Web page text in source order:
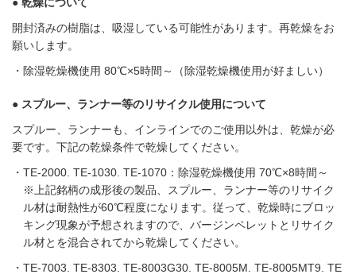
開封済みの樹脂は、吸湿している可能性があります。再乾燥をお
願いします。
除湿乾燥機使用 80℃×5時間～（除湿乾燥機使用が好ましい）
● スプルー、ランナー等のリサイクル使用について
スプルー、ランナーも、インラインでのご使用以外は、乾燥が必
要です。下記の乾燥条件で乾燥してください。
TE-2000. TE-1030. TE-1070：除湿乾燥機使用 70℃×8時間～
※上記銘柄の成形後の製品、スプルー、ランナー等のリサイク
ル材は耐熱性が60℃程度になります。従って、乾燥時にブロッ
キング現象が予想されますので、バージンペレットとリサイク
ル材とを混合されてから乾燥してください。
TE-7003. TE-8303. TE-8003G30. TE-8005M. TE-8005MT9. TE